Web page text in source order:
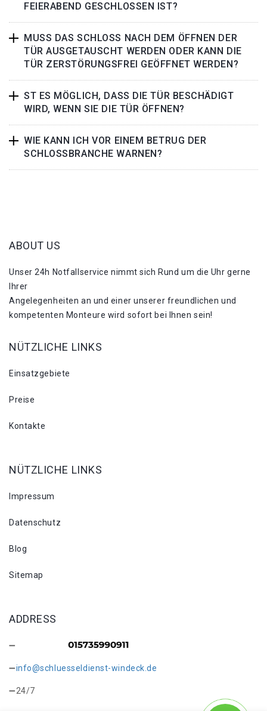
FEIERABEND GESCHLOSSEN IST?
MUSS DAS SCHLOSS NACH DEM ÖFFNEN DER
TÜR AUSGETAUSCHT WERDEN ODER KANN DIE
TÜR ZERSTÖRUNGSFREI GEÖFFNET WERDEN?
ST ES MÖGLICH, DASS DIE TÜR BESCHÄDIGT
WIRD, WENN SIE DIE TÜR ÖFFNEN?
WIE KANN ICH VOR EINEM BETRUG DER
SCHLOSSBRANCHE WARNEN?
ABOUT US
Unser 24h Notfallservice nimmt sich Rund um die Uhr gerne
Ihrer
Angelegenheiten an und einer unserer freundlichen und
kompetenten Monteure wird sofort bei Ihnen sein!
NÜTZLICHE LINKS
Einsatzgebiete
Preise
Kontakte
NÜTZLICHE LINKS
Impressum
Datenschutz
Blog
Sitemap
ADDRESS
info@schluesseldienst-windeck.de
24/7